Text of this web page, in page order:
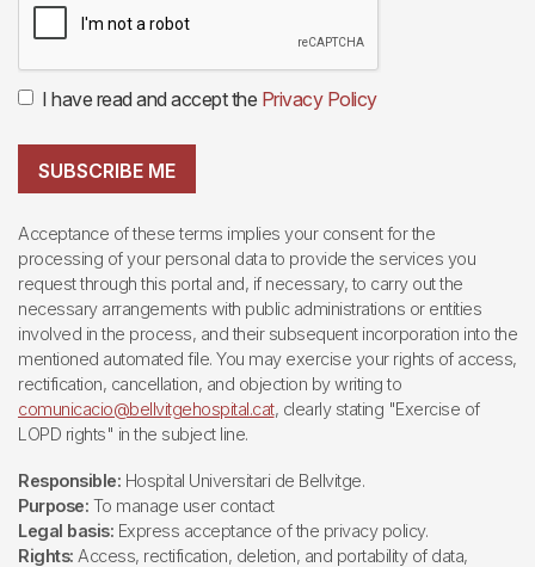
I have read and accept the Privacy Policy
SUBSCRIBE ME
Acceptance of these terms implies your consent for the
processing of your personal data to provide the services you
request through this portal and, if necessary, to carry out the
necessary arrangements with public administrations or entities
involved in the process, and their subsequent incorporation into the
mentioned automated file. You may exercise your rights of access,
rectification, cancellation, and objection by writing to
comunicacio@bellvitgehospital.cat, clearly stating "Exercise of
LOPD rights" in the subject line.
Responsible: Hospital Universitari de Bellvitge.
Purpose: To manage user contact
Legal basis: Express acceptance of the privacy policy.
Rights: Access, rectification, deletion, and portability of data,